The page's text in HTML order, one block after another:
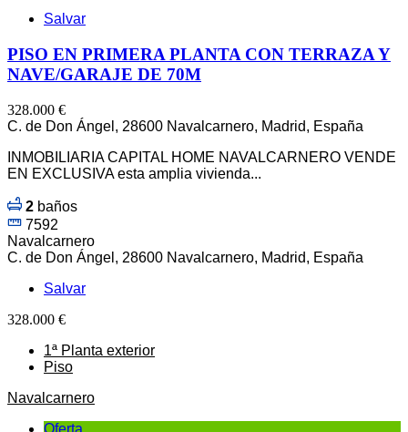
Salvar
PISO EN PRIMERA PLANTA CON TERRAZA Y
NAVE/GARAJE DE 70M
328.000 €
C. de Don Ángel, 28600 Navalcarnero, Madrid, España
INMOBILIARIA CAPITAL HOME NAVALCARNERO VENDE
EN EXCLUSIVA esta amplia vivienda...
2 baños
7592
Navalcarnero
C. de Don Ángel, 28600 Navalcarnero, Madrid, España
Salvar
328.000 €
1ª Planta exterior
Piso
Navalcarnero
Oferta